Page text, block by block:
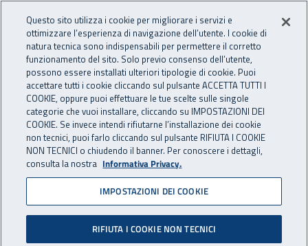
INAIL - Istituto Nazionale
Apri cerca
Navigazione principale
Pagina non disponibile
Il contenuto non è stato trovato. Per continuare la
navigazione è possibile ritornare alla
Questo sito utilizza i cookie per migliorare i servizi e
ottimizzare l’esperienza di navigazione dell’utente. I cookie di
natura tecnica sono indispensabili per permettere il corretto
funzionamento del sito. Solo previo consenso dell’utente,
possono essere installati ulteriori tipologie di cookie. Puoi
accettare tutti i cookie cliccando sul pulsante ACCETTA TUTTI I
COOKIE, oppure puoi effettuare le tue scelte sulle singole
categorie che vuoi installare, cliccando su IMPOSTAZIONI DEI
COOKIE. Se invece intendi rifiutarne l’installazione dei cookie
non tecnici, puoi farlo cliccando sul pulsante RIFIUTA I COOKIE
NON TECNICI o chiudendo il banner. Per conoscere i dettagli,
consulta la nostra Informativa Privacy.
IMPOSTAZIONI DEI COOKIE
RIFIUTA I COOKIE NON TECNICI